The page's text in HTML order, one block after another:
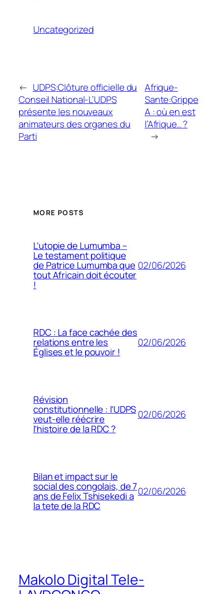
Uncategorized
← UDPS:Clôture officielle du
Conseil National-L’UDPS
présente les nouveaux
animateurs des organes du
Parti
Afrique-
Sante:Grippe
A : où en est
l’Afrique.. ?
→
MORE POSTS
L’utopie de Lumumba –
Le testament politique
de Patrice Lumumba que
tout Africain doit écouter
!
02/06/2026
RDC : La face cachée des
relations entre les
Églises et le pouvoir !
02/06/2026
Révision
constitutionnelle : l’UDPS
veut-elle réécrire
l’histoire de la RDC ?
02/06/2026
Bilan et impact sur le
social des congolais, de 7
ans de Felix Tshisekedi a
la tete de la RDC
02/06/2026
Makolo Digital Tele-